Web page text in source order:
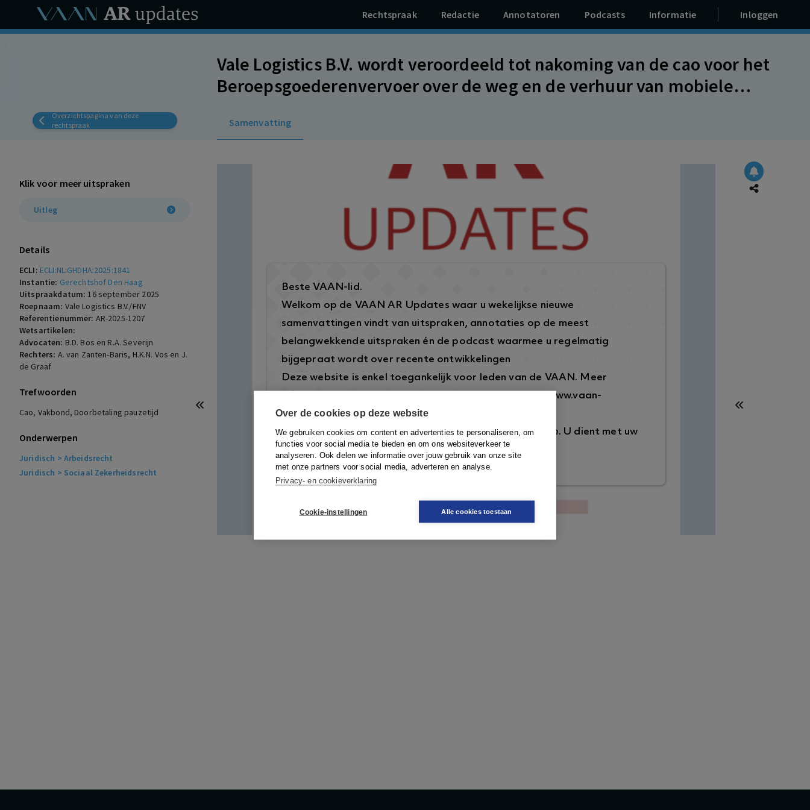
Over de cookies op deze website
We gebruiken cookies om content en advertenties te personaliseren, om
functies voor social media te bieden en om ons websiteverkeer te
analyseren. Ook delen we informatie over jouw gebruik van onze site
met onze partners voor social media, adverteren en analyse.
Privacy- en cookieverklaring
Cookie-instellingen Alle cookies toestaan
Rechtspraak Redactie Annotatoren Podcasts Informatie Inloggen
Overzichtspagina van deze
rechtspraak
Vale Logistics B.V. wordt veroordeeld tot nakoming van de cao voor het
Beroepsgoederenvervoer over de weg en de verhuur van mobiele
Samenvatting
Klik voor meer uitspraken
Uitleg
Details
ECLI: ECLI:NL:GHDHA:2025:1841
Instantie: Gerechtshof Den Haag
Uitspraakdatum:16 september 2025
Roepnaam: Vale Logistics B.V./FNV
Referentienummer: AR-2025-1207
Wetsartikelen:
Advocaten: B.D. Bos en R.A. Severijn
Rechters: A. van Zanten-Baris, H.K.N. Vos en J.
de Graaf
Trefwoorden
Cao, Vakbond, Doorbetaling pauzetijd
Onderwerpen
Juridisch > Arbeidsrecht
Juridisch > Sociaal Zekerheidsrecht
Beste VAAN-lid.
Welkom op de VAAN AR Updates waar u wekelijkse nieuwe
samenvattingen vindt van uitspraken, annotaties op de meest
belangwekkende uitspraken én de podcast waarmee u regelmatig
bijgepraat wordt over recente ontwikkelingen
Deze website is enkel toegankelijk voor leden van de VAAN. Meer
https://www.vaan-
arbeidsrecht.nl/.
Om in te loggen klikt u rechtsboven op de knopInloggen. U dient met uw
VAAN-account in te loggen om toegang te krijgen.